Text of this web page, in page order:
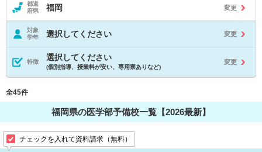
都道
府県
福岡 変更
対象
学年
選択してください 変更
特徴 選択してください
(個別指導、授業料が安い、専用寮ありなど)
変更
全45件
福岡県の医学部予備校一覧【2026最新】
チェックを入れて資料請求（無料）